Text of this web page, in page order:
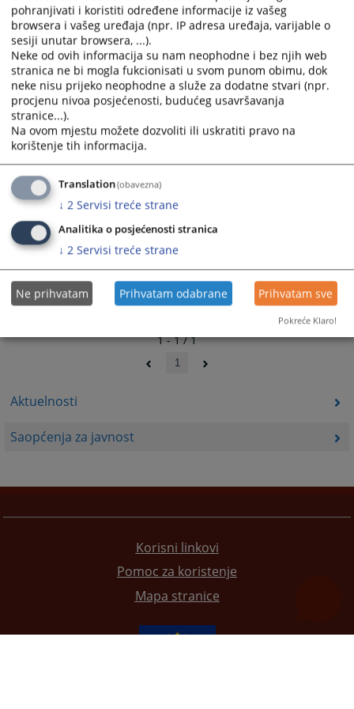
Aktuelnosti
Saopćenja za javnost
and
select
a
date.
Press
the
question
mark
key
to
get
the
keyboard
shortcuts
changing
dates.
and
select
a
date.
Press
the
mark
key
to
get
the
keyboard
for
changing
dates.
23.10.2015.
1 - 1 / 1
1
Korisni linkovi
Pomoc za koristenje
Mapa stranice
pohranjivati i koristiti određene informacije iz vašeg
browsera i vašeg uređaja (npr. IP adresa uređaja, varijable o
sesiji unutar browsera, ...).
Neke od ovih informacija su nam neophodne i bez njih web
stranica ne bi mogla fukcionisati u svom punom obimu, dok
neke nisu prijeko neophodne a služe za dodatne stvari (npr.
procjenu nivoa posjećenosti, budućeg usavršavanja
stranice...).
Na ovom mjestu možete dozvoliti ili uskratiti pravo na
korištenje tih informacija.
Translation(obavezna)
↓ 2 Servisi treće strane
Analitika o posjećenosti stranica
↓ 2 Servisi treće strane
Ne prihvatam Prihvatam odabrane Prihvatam sve
Pokreće Klaro!